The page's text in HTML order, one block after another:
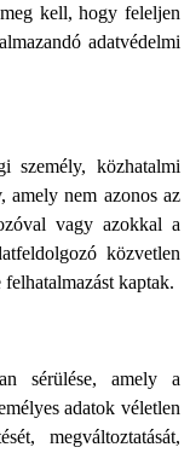
kell, hogy feleljen
adatvédelmi
személy, közhatalmi
amely nem azonos az
vagy azokkal a
közvetlen
kaptak.
sérülése, amely a
adatok véletlen
megváltoztatását,